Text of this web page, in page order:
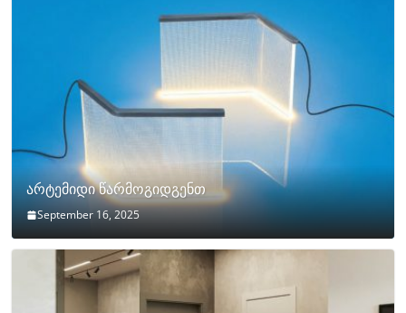
არტემიდი წარმოგიდგენთ
September 16, 2025